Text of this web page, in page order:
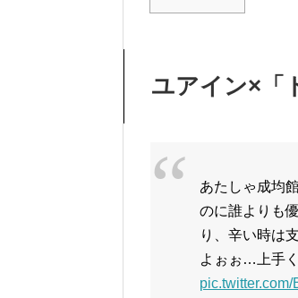
ユアイン×「
あたしゃ成均
のに誰よりも
り、辛い時は
よぉぉ…上手